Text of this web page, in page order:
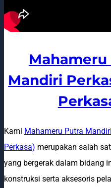
Mahameru
Mandiri
Kami Mahameru Putra
Perkasa) merupakan salah
yang bergerak dalam bidang
konstruksi serta aksesoris